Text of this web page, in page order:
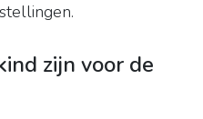
zijn voor de